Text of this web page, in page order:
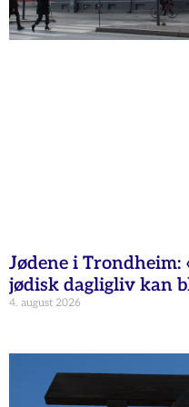
Jødene i
jødisk dagligliv kan
4. august 2026